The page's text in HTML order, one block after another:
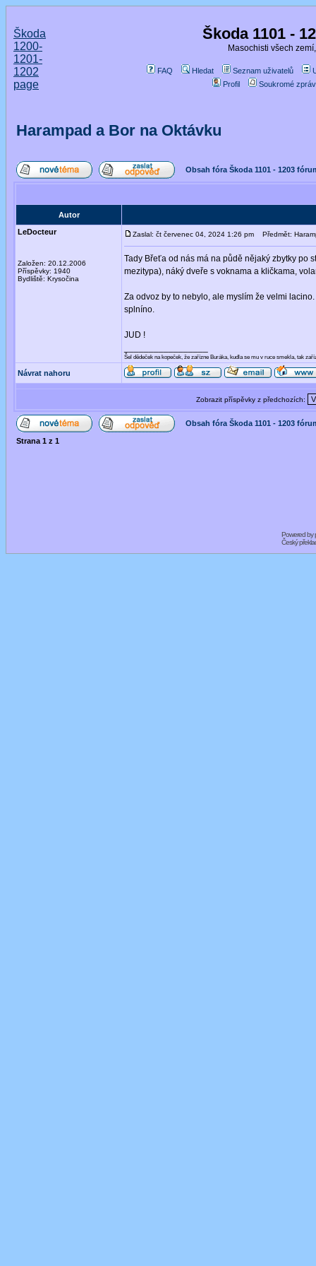
Škoda
1200-
1201-
1202
page
Škoda 1101 -
Masochisti všech
FAQ Hledat Seznam uživatelů
Profil
Soukromé
Harampad a Bor na Oktávku
Obsah fóra Škoda 1101 - 1203
Autor
LeDocteur
Založen: 20.12.2006
Příspěvky: 1940
Bydliště: Krysočina
Zaslal: čt červenec 04, 2024 1:26 pm Předmět:
Tady Břeťa od nás má na půdě nějaký zbytky po
mezitypa), náký dveře s voknama a kličkama,
Za odvoz by to nebylo, ale myslím že velmi
splníno.
JUD !
Šel dědeček na kopeček, že zařízne Buráka, kudla se mu v ruce smekla, tak
Návrat nahoru
Zobrazit příspěvky z předchozích:
Obsah fóra Škoda 1101 - 1203
Strana 1 z 1
Powered by
Český